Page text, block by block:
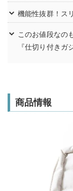
機能性抜群！ス
このお値段なの
『仕切り付きガ
商品情報